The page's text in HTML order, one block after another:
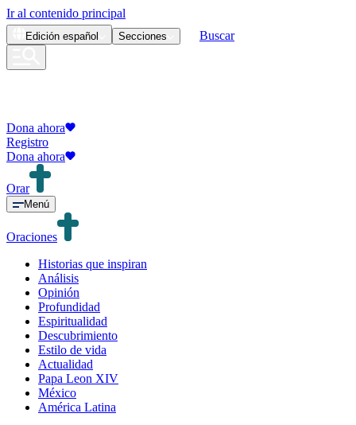
Ir al contenido principal
Edición español Secciones Buscar
Dona ahora
Registro
Dona ahora
Orar
Menú
Oraciones
Historias que inspiran
Análisis
Opinión
Profundidad
Espiritualidad
Descubrimiento
Estilo de vida
Actualidad
Papa Leon XIV
México
América Latina